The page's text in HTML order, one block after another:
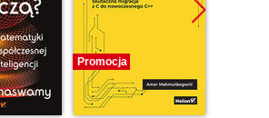
Promocja